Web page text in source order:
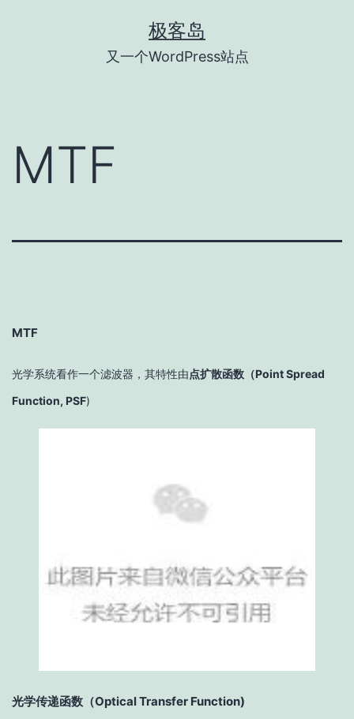
极客岛
又一个WordPress站点
MTF
MTF
光学系统看作一个滤波器，其特性由点扩散函数（Point Spread
Function, PSF)
光学传递函数（Optical Transfer Function)